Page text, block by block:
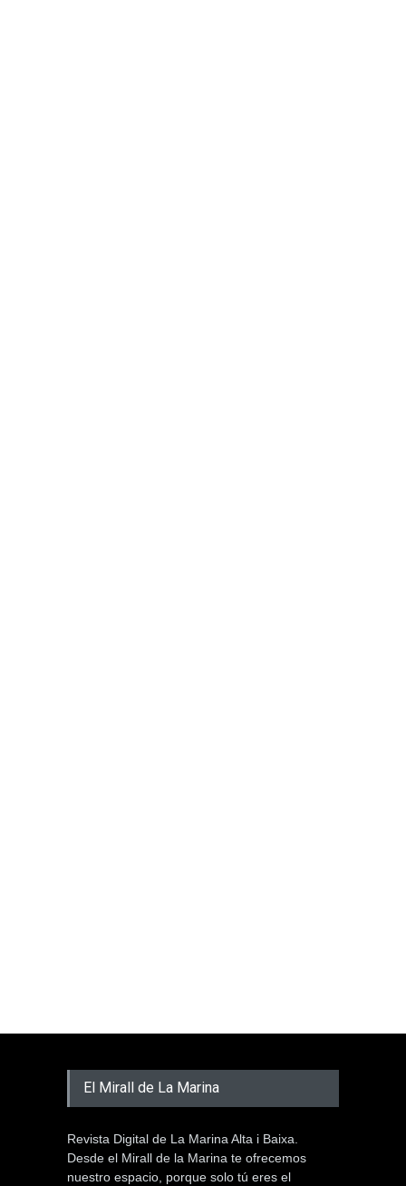
El Mirall de La Marina
Revista Digital de La Marina Alta i Baixa.
Desde el Mirall de la Marina te ofrecemos
nuestro espacio, porque solo tú eres el